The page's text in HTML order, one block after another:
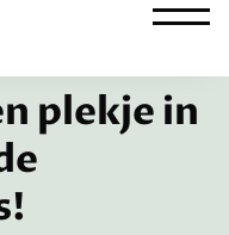
plekje in